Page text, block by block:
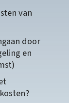
van
door
en